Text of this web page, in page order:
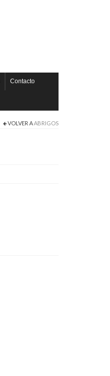
Contacto
VOLVER AABRIGOS